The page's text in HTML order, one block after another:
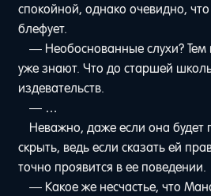
спокойной, однако очевидно,
блефует.
— Необоснованные слухи? Тем
уже знают. Что до старшей
издевательств.
— …
Неважно, даже если она будет
скрыть, ведь если сказать ей
точно проявится в ее поведении.
— Какое же несчастье, что